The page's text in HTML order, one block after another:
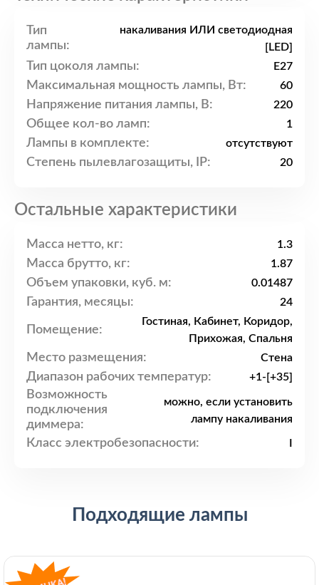
Тип
лампы:
накаливания ИЛИ светодиодная
[LED]
Тип цоколя лампы: E27
Максимальная мощность лампы, Вт: 60
Напряжение питания лампы, В: 220
Общее кол-во ламп: 1
Лампы в комплекте: отсутствуют
Степень пылевлагозащиты, IP: 20
Остальные характеристики
Масса нетто, кг: 1.3
Масса брутто, кг: 1.87
Объем упаковки, куб. м: 0.01487
Гарантия, месяцы: 24
Помещение:
Гостиная, Кабинет, Коридор,
Прихожая, Спальня
Место размещения: Стена
Диапазон рабочих температур: +1-[+35]
Возможность
подключения
диммера:
можно, если установить
лампу накаливания
Класс электробезопасности:
Подходящие лампы